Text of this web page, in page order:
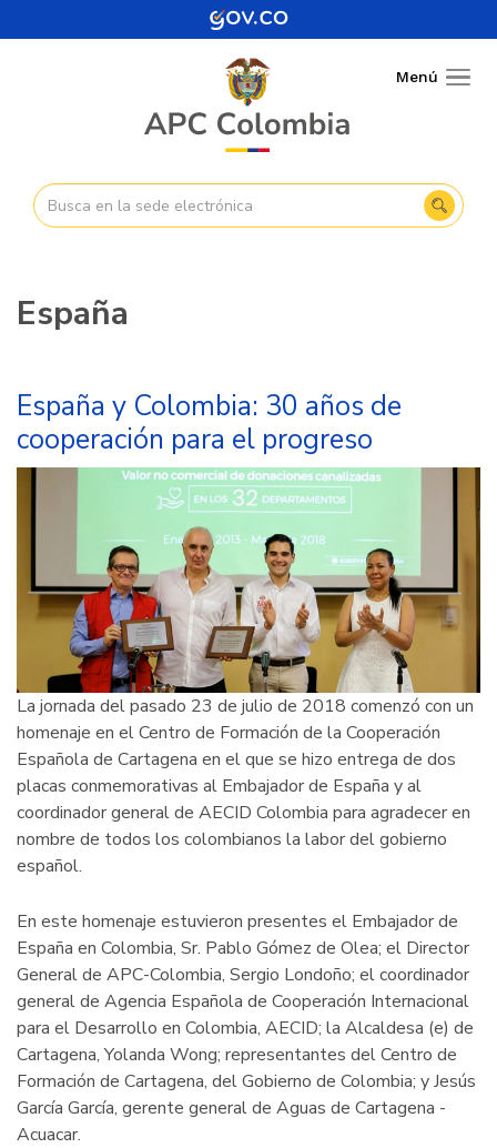
al
Menú
España
España y Colombia: 30 años de
cooperación para el progreso
La jornada del pasado 23 de julio de 2018 comenzó con un
homenaje en el Centro de Formación de la Cooperación
Española de Cartagena en el que se hizo entrega de dos
placas conmemorativas al Embajador de España y al
coordinador general de AECID Colombia para agradecer en
nombre de todos los colombianos la labor del gobierno
español.
En este homenaje estuvieron presentes el Embajador de
España en Colombia, Sr. Pablo Gómez de Olea; el Director
General de APC-Colombia, Sergio Londoño; el coordinador
general de Agencia Española de Cooperación Internacional
para el Desarrollo en Colombia, AECID; la Alcaldesa (e) de
Cartagena, Yolanda Wong; representantes del Centro de
Formación de Cartagena, del Gobierno de Colombia; y Jesús
García García, gerente general de Aguas de Cartagena -
Acuacar.